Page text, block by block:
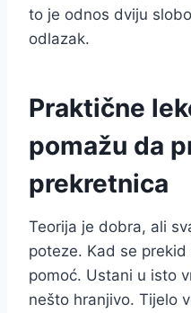
to je odnos dviju
odlazak.
Praktične
pomažu da
prekretnica
Teorija je dobra, ali
poteze. Kad se
pomoć. Ustani u isto
nešto hranjivo. Tijelo